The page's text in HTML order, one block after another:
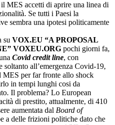
MES accetti di aprire una linea di
Se tutti i Paesi la
sembra una ipotesi politicamente
su VOX.EU “A PROPOSAL
VOXEU.ORG pochi giorni fa,
Covid credit line, con
all’emergenza Covid-19,
per far fronte allo shock
in tempi lunghi cosi da
Il problema? Lo European
di prestito, attualmente, di 410
aumentata dal Board of
a delle frizioni politiche dato che